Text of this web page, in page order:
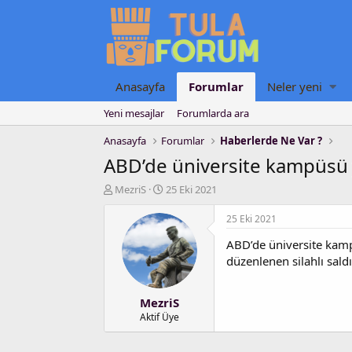
Anasayfa Forumlar Neler yeni
Yeni mesajlar
Forumlarda ara
Anasayfa
Forumlar Haberlerde Ne Var ?
ABD’de üniversite kampüsü
K
a
MezriS
B
ş
l
a
n
g
ı
ç
t
a
25 Eki 2021
MezriS
Aktif Üye
25 Eki 2021
ABD’de üniversite
düzenlenen silahlı